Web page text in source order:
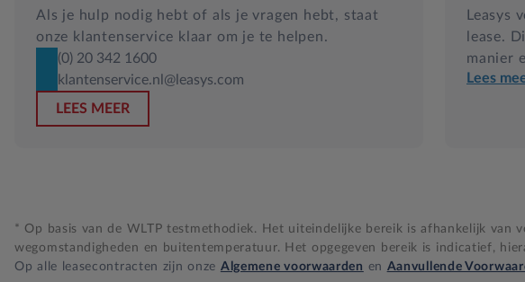
Als je hulp nodig hebt of als je vragen hebt, staat
onze klantenservice klaar om je te helpen.
(0) 20 342 1600
klantenservice.nl@leasys.com
LEES MEER
lease.
manier
Lees
* Op basis van de WLTP testmethodiek. Het uiteindelijke bereik is afhankelijk van
wegomstandigheden en buitentemperatuur. Het opgegeven bereik is indicatief,
Op alle leasecontracten zijn onze Algemene voorwaarden en Aanvullende